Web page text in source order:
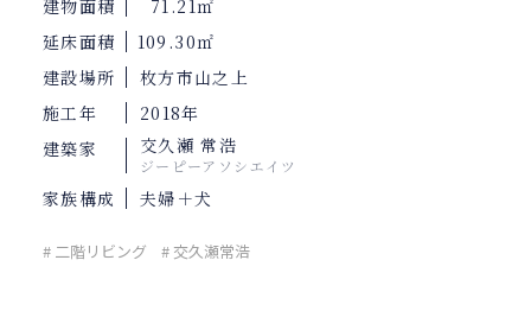
建物面積
71.21㎡
延床面積
109.30㎡
建設場所
枚方市山之上
施工年
2018年
建築家
交久瀬 常浩
ジーピーアソシエイツ
家族構成 夫婦＋犬
# 二階リビング # 交久瀬常浩